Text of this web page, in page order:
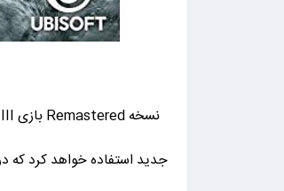
جدید استفاده خواهد کرد که